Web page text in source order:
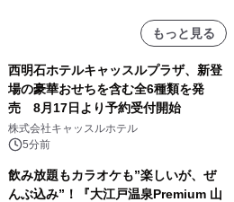
もっと見る
西明石ホテルキャッスルプラザ、新登
場の豪華おせちを含む全6種類を発
売 8月17日より予約受付開始
株式会社キャッスルホテル
5分前
飲み放題もカラオケも”楽しいが、ぜ
んぶ込み”！『大江戸温泉Premium 山